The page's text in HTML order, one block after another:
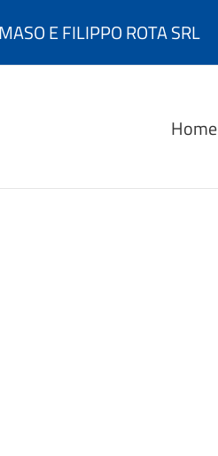
E FILIPPO ROTA SRL
Home